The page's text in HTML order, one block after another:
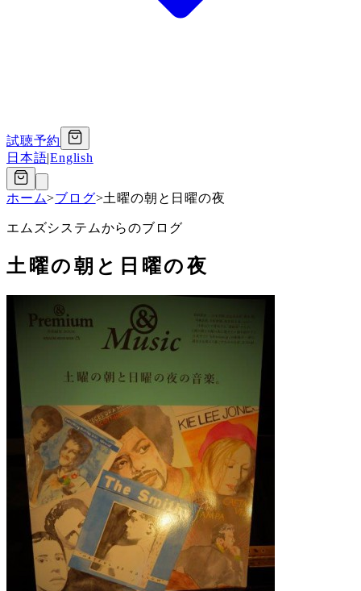
試聴予約
日本語|English
ホーム>ブログ>土曜の朝と日曜の夜
エムズシステムからのブログ
土曜の朝と日曜の夜